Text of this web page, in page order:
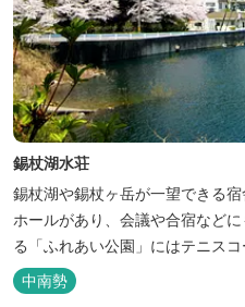
錫杖湖水荘
錫杖湖や錫杖ヶ岳が一望できる
ホールがあり、会議や合宿など
る「ふれあい公園」にはテニス
でのびのびと楽しむことができま
中南勢